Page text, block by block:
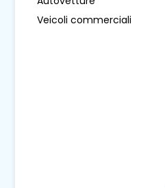
Veicoli commerciali